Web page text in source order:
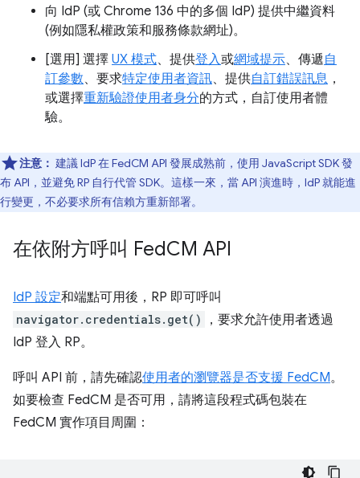
向 IdP (或 Chrome 136 中的多個 IdP) 提供中繼資料
(例如隱私權政策和服務條款網址)。
[選用] 選擇 UX 模式、提供登入或網域提示、傳遞自
訂參數、要求特定使用者資訊、提供自訂錯誤訊息 ，
或選擇重新驗證使用者身分的方式，自訂使用者體
驗。
注意： 建議 IdP 在 FedCM API 發展成熟前，使用 JavaScript SDK 發
布 API，並避免 RP 自行代管 SDK。這樣一來，當 API 演進時，IdP 就能進
行變更，不必要求所有信賴方重新部署。
在依附方呼叫 FedCM API
IdP 設定和端點可用後，RP 即可呼叫
navigator.credentials.get()
，要求允許使用者透過
IdP 登入 RP。
呼叫 API 前，請先確認使用者的瀏覽器是否支援 FedCM。
如要檢查 FedCM 是否可用，請將這段程式碼包裝在
FedCM 實作項目周圍：